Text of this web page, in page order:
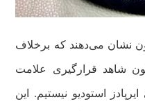
نشان می‌دهند که برخلاف
شاهد قرارگیری علامت
استودیو نیستیم. این